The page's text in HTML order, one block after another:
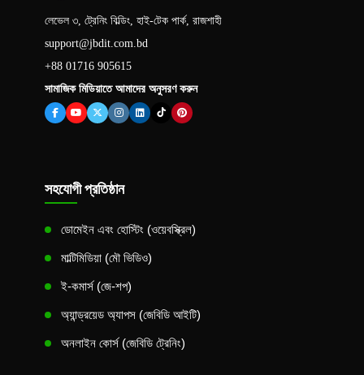
লেভেল ৩, ট্রেনিং বিল্ডিং, হাই-টেক পার্ক, রাজশাহী
support@jbdit.com.bd
+88 01716 905615
সামাজিক মিডিয়াতে আমাদের অনুসরণ করুন
সহযোগী প্রতিষ্ঠান
ডোমেইন এবং হোস্টিং (ওয়েবস্ক্রিল)
মাল্টিমিডিয়া (মৌ ভিডিও)
ই-কমার্স (জে-শপ)
অ্যান্ড্রয়েড অ্যাপস (জেবিডি আইটি)
অনলাইন কোর্স (জেবিডি ট্রেনিং)